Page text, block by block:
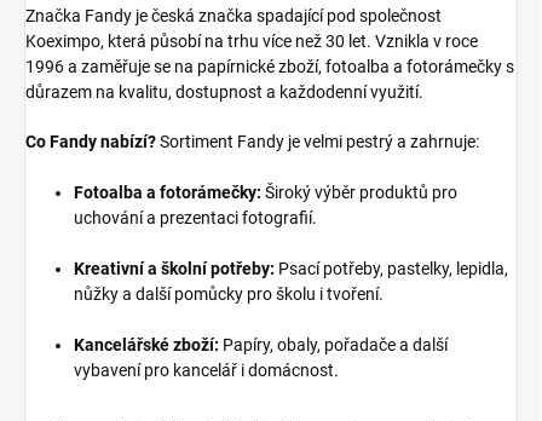
Značka Fandy je česká značka spadající pod společnost
Koeximpo, která působí na trhu více než 30 let. Vznikla v roce
1996 a zaměřuje se na papírnické zboží, fotoalba a fotorámečky s
důrazem na kvalitu, dostupnost a každodenní využití.
Co Fandy nabízí?Sortiment Fandy je velmi pestrý a zahrnuje:
Fotoalba a fotorámečky: Široký výběr produktů pro
uchování a prezentaci fotografií.
Kreativní a školní potřeby: Psací potřeby, pastelky, lepidla,
nůžky a další pomůcky pro školu i tvoření.
Kancelářské zboží: Papíry, obaly, pořadače a další
vybavení pro kancelář i domácnost.